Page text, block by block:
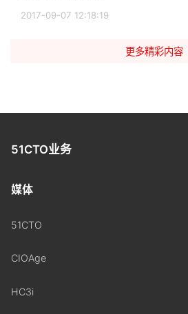
2017-09-07 12:18:19
更多精彩内容
51CTO业务
媒体
51CTO
CIOAge
HC3i